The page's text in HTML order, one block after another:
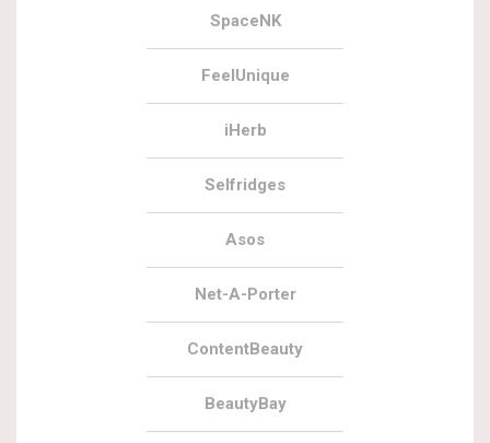
SpaceNK
FeelUnique
iHerb
Selfridges
Asos
Net-A-Porter
ContentBeauty
BeautyBay